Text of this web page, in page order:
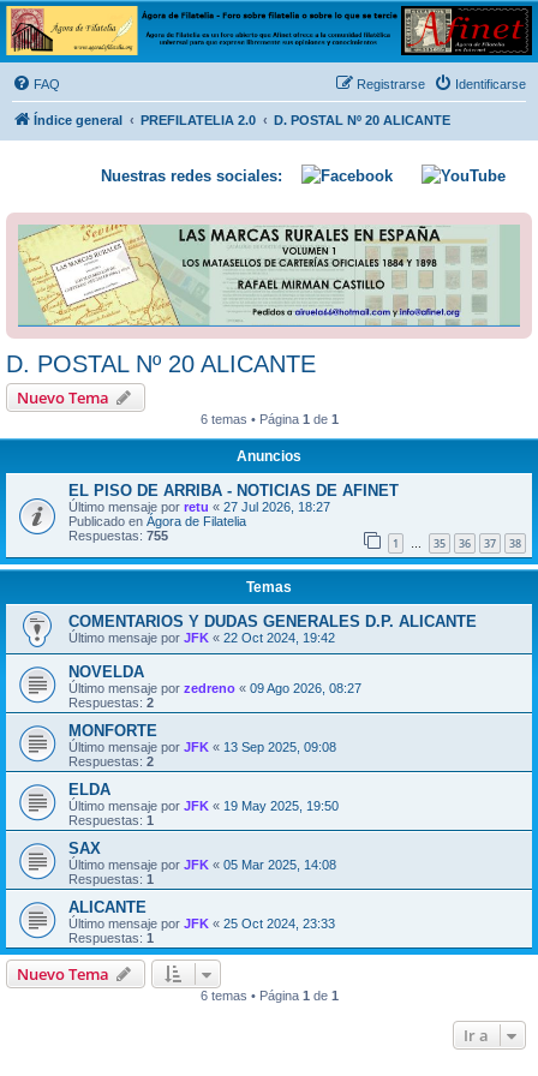
Ágora de Filatelia
Foro sobre filatelia o sobre lo que se tercie. Ágora de Filatelia es un foro abierto que Afinet
ofrece a la comunidad filatélica universal para que exprese libremente sus opiniones y
conocimientos
FAQ Identificarse
Registrarse
Índice general PREFILATELIA 2.0 D. POSTAL Nº 20 ALICANTE
Nuestras redes sociales:
D. POSTAL Nº 20 ALICANTE
Nuevo Tema
6 temas • Página 1 de 1
Anuncios
EL PISO DE ARRIBA - NOTICIAS DE AFINET
Último mensaje por retu « 27 Jul 2026, 18:27
Publicado en Ágora de Filatelia
Respuestas: 755 1 … 35 36 37 38
Temas
COMENTARIOS Y DUDAS GENERALES D.P. ALICANTE
Último mensaje por JFK « 22 Oct 2024, 19:42
NOVELDA
Último mensaje por zedreno « 09 Ago 2026, 08:27
Respuestas: 2
MONFORTE
Último mensaje por JFK « 13 Sep 2025, 09:08
Respuestas: 2
ELDA
Último mensaje por JFK « 19 May 2025, 19:50
Respuestas: 1
SAX
Último mensaje por JFK « 05 Mar 2025, 14:08
Respuestas: 1
ALICANTE
Último mensaje por JFK « 25 Oct 2024, 23:33
Respuestas: 1
Nuevo Tema
6 temas • Página 1 de 1
Ir a